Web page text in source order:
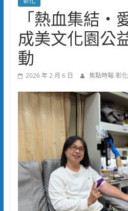
「熱血集結・
成美文化園公
動
2026 年 2 月 6 日 焦點時報-彰